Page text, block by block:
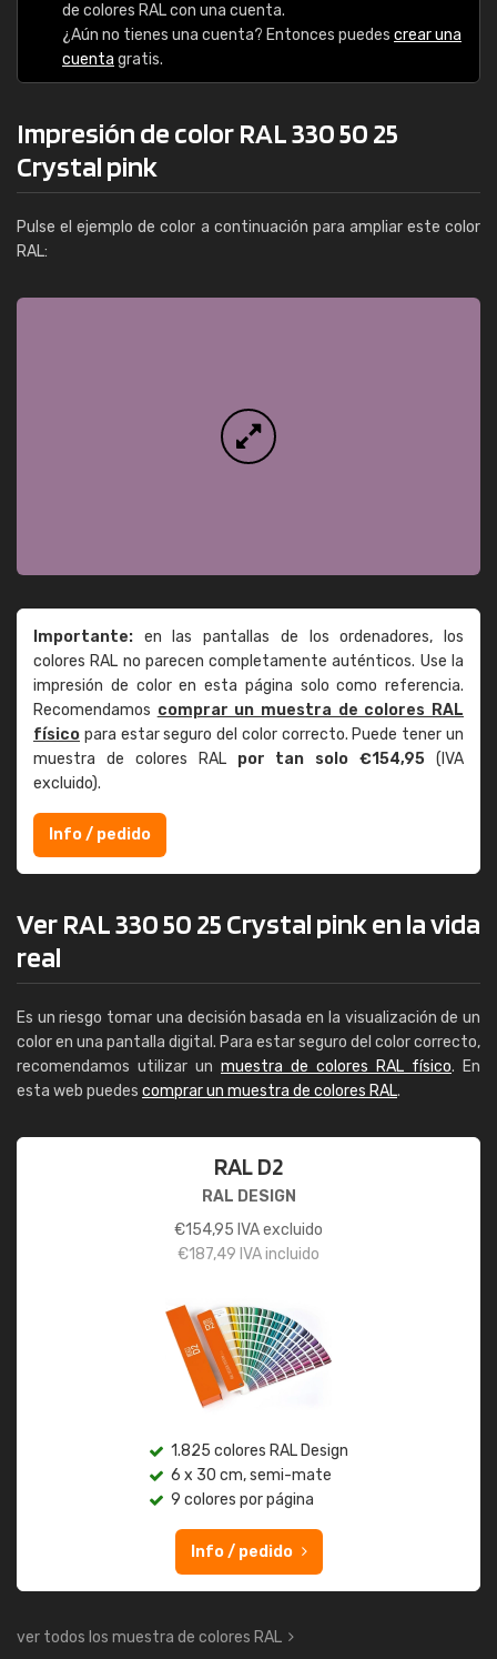
de colores RAL con una cuenta.
¿Aún no tienes una cuenta? Entonces puedes crear una
cuenta gratis.
Impresión de color RAL 330 50 25
Crystal pink
Pulse el ejemplo de color a continuación para ampliar este color
RAL:
Importante: en las pantallas de los ordenadores, los
colores RAL no parecen completamente auténticos. Use la
impresión de color en esta página solo como referencia.
Recomendamos comprar un muestra de colores RAL
físico para estar seguro del color correcto. Puede tener un
muestra de colores RAL por tan solo €154,95 (IVA
excluido).
Info / pedido
Ver RAL 330 50 25 Crystal pink en la vida
real
Es un riesgo tomar una decisión basada en la visualización de un
color en una pantalla digital. Para estar seguro del color correcto,
recomendamos utilizar un muestra de colores RAL físico. En
esta web puedes comprar un muestra de colores RAL.
RAL D2
RAL DESIGN
€154,95 IVA excluido
€187,49 IVA incluido
1.825 colores RAL Design
6 x 30 cm, semi-mate
9 colores por página
Info / pedido
ver todos los muestra de colores RAL